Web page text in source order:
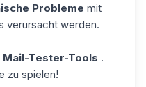
Probleme mit
verursacht werden.
Mail-Tester-Tools .
zu spielen!